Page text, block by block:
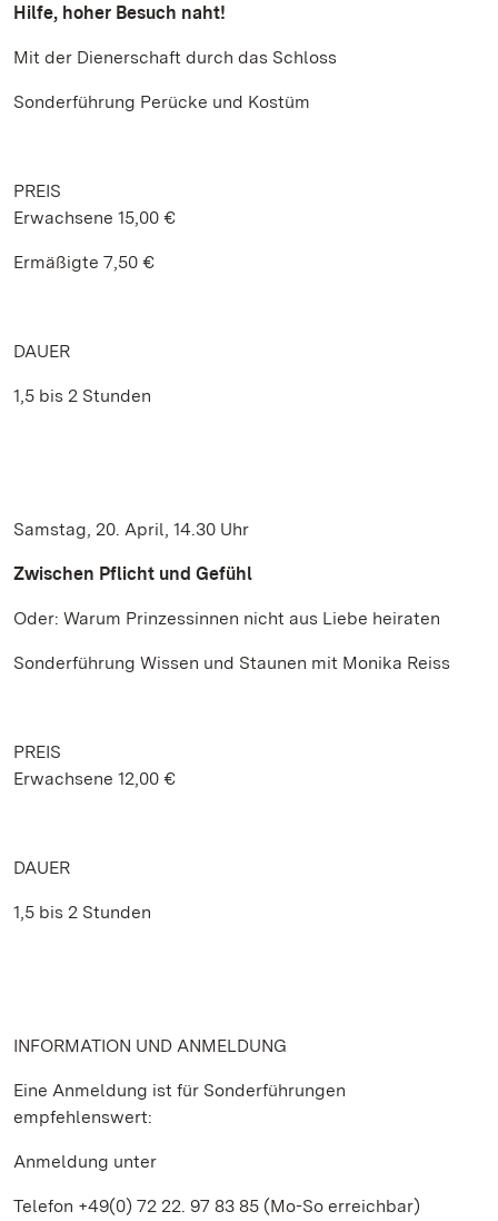
Hilfe, hoher Besuch naht!
Mit der Dienerschaft durch das Schloss
Sonderführung Perücke und Kostüm
PREIS
Erwachsene 15,00 €
Ermäßigte 7,50 €
DAUER
1,5 bis 2 Stunden
Samstag, 20. April, 14.30 Uhr
Zwischen Pflicht und Gefühl
Oder: Warum Prinzessinnen nicht aus Liebe heiraten
Sonderführung Wissen und Staunen mit Monika Reiss
PREIS
Erwachsene 12,00 €
DAUER
1,5 bis 2 Stunden
INFORMATION UND ANMELDUNG
Eine Anmeldung ist für Sonderführungen
empfehlenswert:
Anmeldung unter
Telefon +49(0) 72 22. 97 83 85 (Mo-So erreichbar)